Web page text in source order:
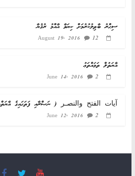
ސިޙްރު ބާޠިލުކުރުމަށް ކިޔަވާ އާއްމު ރުޤުޔާ
August 19, 2016 12
އާޔަތުލް ތަމައްތަޢު
June 14, 2016 2
آيات الفتح والنصـر ( ނަޞްރާއި ފަތަޙައިގެ
June 12, 2016 2